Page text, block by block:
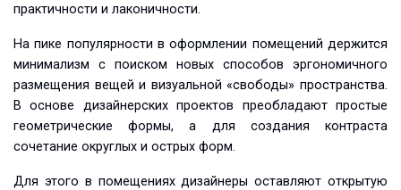
практичности и лаконичности.
На пике популярности в оформлении помещений держится
минимализм с поиском новых способов эргономичного
размещения вещей и визуальной «свободы» пространства.
В основе дизайнерских проектов преобладают простые
геометрические формы, а для создания контраста
сочетание округлых и острых форм.
Для этого в помещениях дизайнеры оставляют открытую